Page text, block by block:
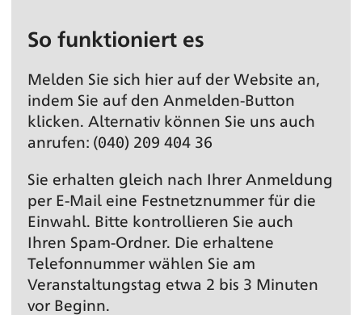
So funktioniert es
Melden Sie sich hier auf der Website an,
indem Sie auf den Anmelden-Button
klicken. Alternativ können Sie uns auch
anrufen: (040) 209 404 36
Sie erhalten gleich nach Ihrer Anmeldung
per E-Mail eine Festnetz­nummer für die
Einwahl. Bitte kontrollieren Sie auch
Ihren Spam-Ordner. Die erhaltene
Telefonnummer wählen Sie am
Veranstaltungs­tag etwa 2 bis 3 Minuten
vor Beginn.